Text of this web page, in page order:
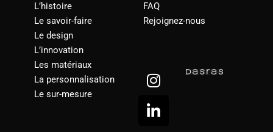
L’histoire
Le savoir-faire
Le design
L’innovation
Les matériaux
La personnalisation
Le sur-mesure
FAQ
Rejoignez-nous
I
n
t
L
i
k